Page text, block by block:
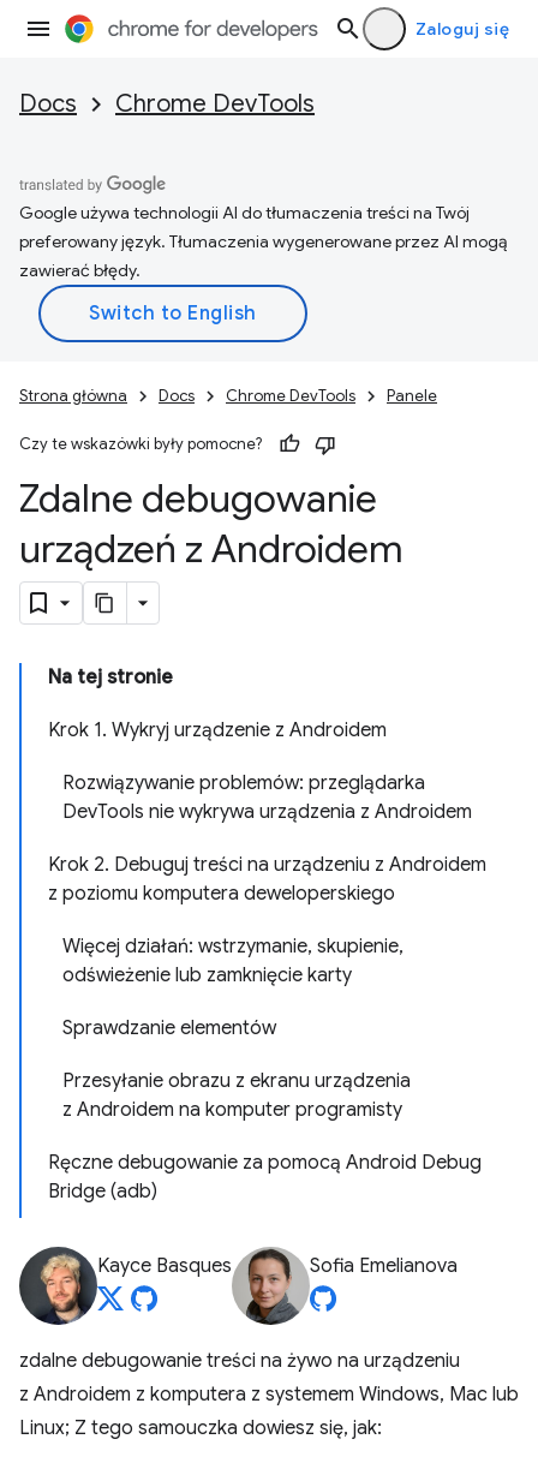
Zaloguj się
Docs Chrome DevTools
Google używa technologii AI do tłumaczenia treści na Twój
preferowany język. Tłumaczenia wygenerowane przez AI mogą
zawierać błędy.
Strona główna Docs Chrome DevTools Panele
Czy te wskazówki były pomocne?
Zdalne debugowanie
urządzeń z Androidem
Na tej stronie
Krok 1. Wykryj urządzenie z Androidem
Rozwiązywanie problemów: przeglądarka
DevTools nie wykrywa urządzenia z Androidem
Krok 2. Debuguj treści na urządzeniu z Androidem
z poziomu komputera deweloperskiego
Więcej działań: wstrzymanie, skupienie,
odświeżenie lub zamknięcie karty
Sprawdzanie elementów
Przesyłanie obrazu z ekranu urządzenia
z Androidem na komputer programisty
Ręczne debugowanie za pomocą Android Debug
Bridge (adb)
Kayce Basques Sofia Emelianova
zdalne debugowanie treści na żywo na urządzeniu
z Androidem z komputera z systemem Windows, Mac lub
Linux; Z tego samouczka dowiesz się, jak: